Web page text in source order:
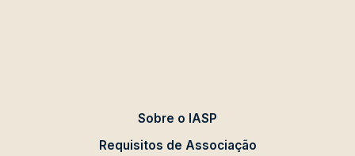
Sobre o IASP
Requisitos de Associação